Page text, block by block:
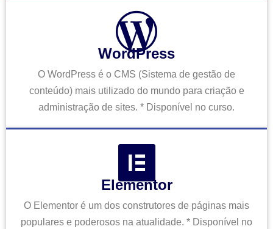
WordPress
O WordPress é o CMS (Sistema de gestão de
conteúdo) mais utilizado do mundo para criação e
administração de sites. * Disponível no curso.
Elementor
O Elementor é um dos construtores de páginas mais
populares e poderosos na atualidade. * Disponível no